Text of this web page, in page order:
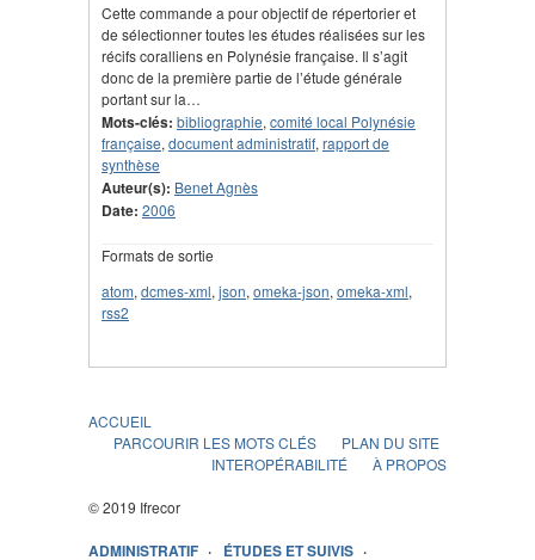
Cette commande a pour objectif de répertorier et
de sélectionner toutes les études réalisées sur les
récifs coralliens en Polynésie française. Il s’agit
donc de la première partie de l’étude générale
portant sur la…
Mots-clés: bibliographie, comité local Polynésie
française, document administratif, rapport de
synthèse
Auteur(s): Benet Agnès
Date: 2006
Formats de sortie
atom, dcmes-xml, json, omeka-json, omeka-xml,
rss2
ACCUEIL
PARCOURIR LES MOTS CLÉS
PLAN DU SITE
INTEROPÉRABILITÉ
À PROPOS
© 2019 Ifrecor
ADMINISTRATIF ÉTUDES ET SUIVIS